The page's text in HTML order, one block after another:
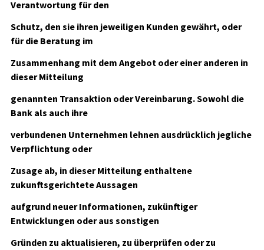
Verantwortung für den
Schutz, den sie ihren jeweiligen Kunden gewährt, oder
für die Beratung im
Zusammenhang mit dem Angebot oder einer anderen in
dieser Mitteilung
genannten Transaktion oder Vereinbarung. Sowohl die
Bank als auch ihre
verbundenen Unternehmen lehnen ausdrücklich jegliche
Verpflichtung oder
Zusage ab, in dieser Mitteilung enthaltene
zukunftsgerichtete Aussagen
aufgrund neuer Informationen, zukünftiger
Entwicklungen oder aus sonstigen
Gründen zu aktualisieren, zu überprüfen oder zu